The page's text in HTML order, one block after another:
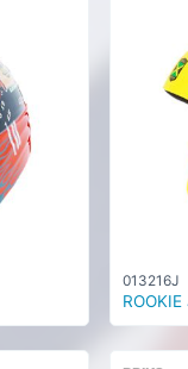
013216J
ROOKIE